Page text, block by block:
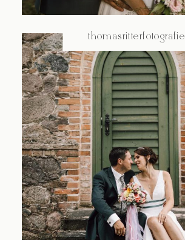
@thomasritterfotografie